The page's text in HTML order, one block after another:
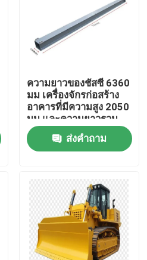
ความยาวของชัสซี 6360
มม เครื่องจักรก่อสร้าง
อาคารที่มีความสูง 2050
มม และความยาวรวม
6000 มม สําหรับความ
ทนทาน
ส่งคำถาม